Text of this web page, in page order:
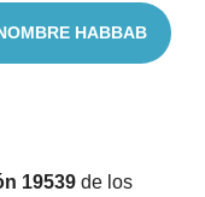
HABBAB
19539 de los